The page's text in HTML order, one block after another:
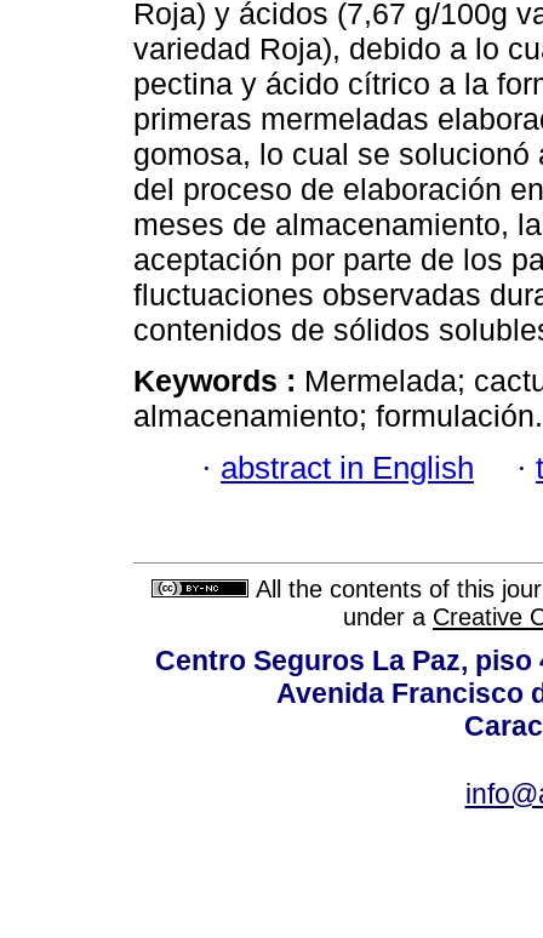
Roja) y ácidos (7,67 g/100g
variedad Roja), debido a lo
pectina y ácido cítrico a la
primeras mermeladas
gomosa, lo cual se
del proceso de elaboración
meses de almacenamiento,
aceptación por parte de los
fluctuaciones observadas
contenidos de sólidos
Keywords : Mermelada;
almacenamiento; formulación.
· abstract in English ·
All the contents of this
under a Creative
Centro Seguros La Paz,
Avenida Francisco